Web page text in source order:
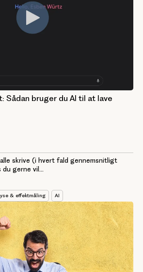
Sådan bruger du AI til at lave
skrive (i hvert fald gennemsnitligt
gerne vil...
& effektmåling AI